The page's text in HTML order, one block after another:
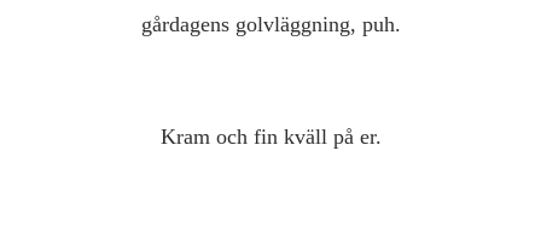
gårdagens golvläggning, puh.
Kram och fin kväll på er.